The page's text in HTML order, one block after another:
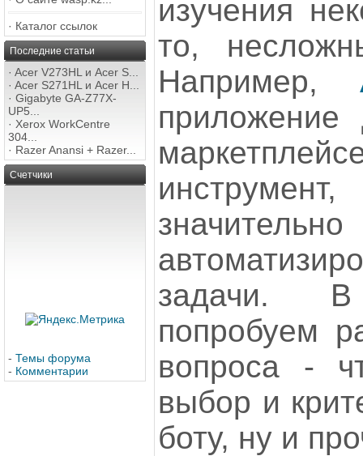
· Каталог ссылок
Последние статьи
· Acer V273HL и Acer S...
· Acer S271HL и Acer H...
· Gigabyte GA-Z77X-
UP5...
· Xerox WorkCentre
304...
· Razer Anansi + Razer...
Счетчики
- Темы форума
- Комментарии
изучения
то,
Например,
задачи.
попробуем
вопроса -
выбор и
боту, ну и